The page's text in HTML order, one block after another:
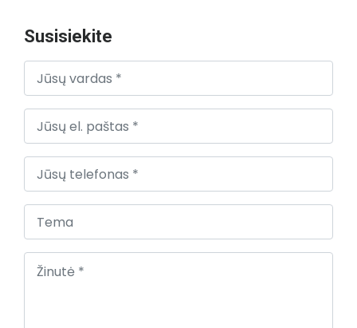
Susisiekite